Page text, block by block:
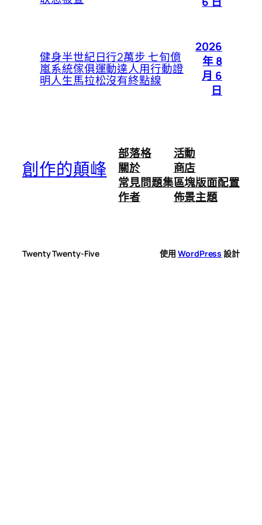
健身半世紀日行2萬步 七旬億
嵐系統傢俱運動達人用行動證
明人生馬拉松沒有終點線
2026
年 8
月 6
日
創作的顛峰
部落格
關於
常見問題集
作者
活動
商店
區塊版面配置
佈景主題
Twenty Twenty-Five 使用WordPress 設計